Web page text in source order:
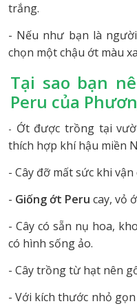
trắng.
- Nếu như bạn là
chọn một chậu ớt màu
Tại sao bạn
Peru của
- Ớt được trồng tại
thích hợp khí hậu miền
- Cây đỡ mất sức khi vận
- Giống ớt Peru cay, vỏ
- Cây có sẵn nụ hoa,
có hình sống ảo.
- Cây trồng từ hạt nên
- Với kích thước nhỏ